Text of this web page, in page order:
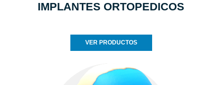
IMPLANTES ORTOPEDICOS
VER PRODUCTOS